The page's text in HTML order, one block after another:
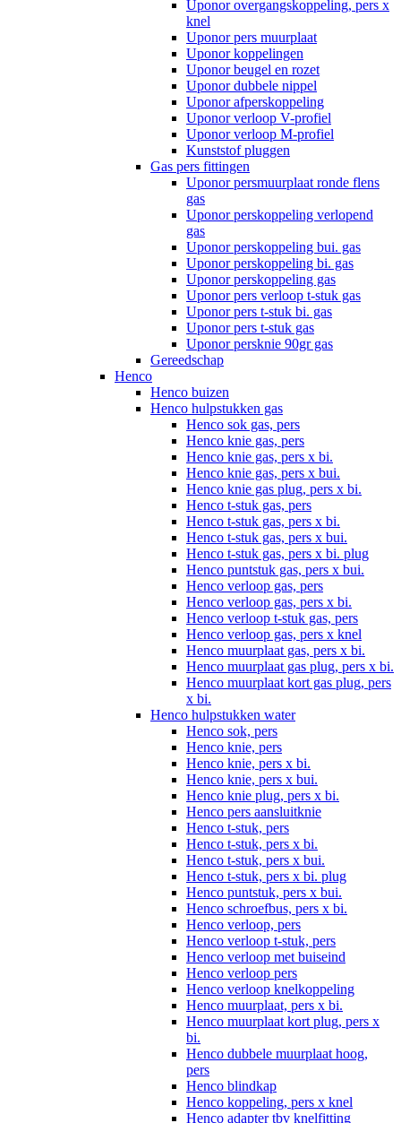
Uponor overgangskoppeling, pers x
knel
Uponor pers muurplaat
Uponor koppelingen
Uponor beugel en rozet
Uponor dubbele nippel
Uponor afperskoppeling
Uponor verloop V-profiel
Uponor verloop M-profiel
Kunststof pluggen
Gas pers fittingen
Uponor persmuurplaat ronde flens
gas
Uponor perskoppeling verlopend
gas
Uponor perskoppeling bui. gas
Uponor perskoppeling bi. gas
Uponor perskoppeling gas
Uponor pers verloop t-stuk gas
Uponor pers t-stuk bi. gas
Uponor pers t-stuk gas
Uponor persknie 90gr gas
Gereedschap
Henco
Henco buizen
Henco hulpstukken gas
Henco sok gas, pers
Henco knie gas, pers
Henco knie gas, pers x bi.
Henco knie gas, pers x bui.
Henco knie gas plug, pers x bi.
Henco t-stuk gas, pers
Henco t-stuk gas, pers x bi.
Henco t-stuk gas, pers x bui.
Henco t-stuk gas, pers x bi. plug
Henco puntstuk gas, pers x bui.
Henco verloop gas, pers
Henco verloop gas, pers x bi.
Henco verloop t-stuk gas, pers
Henco verloop gas, pers x knel
Henco muurplaat gas, pers x bi.
Henco muurplaat gas plug, pers x bi.
Henco muurplaat kort gas plug, pers
x bi.
Henco hulpstukken water
Henco sok, pers
Henco knie, pers
Henco knie, pers x bi.
Henco knie, pers x bui.
Henco knie plug, pers x bi.
Henco pers aansluitknie
Henco t-stuk, pers
Henco t-stuk, pers x bi.
Henco t-stuk, pers x bui.
Henco t-stuk, pers x bi. plug
Henco puntstuk, pers x bui.
Henco schroefbus, pers x bi.
Henco verloop, pers
Henco verloop t-stuk, pers
Henco verloop met buiseind
Henco verloop pers
Henco verloop knelkoppeling
Henco muurplaat, pers x bi.
Henco muurplaat kort plug, pers x
bi.
Henco dubbele muurplaat hoog,
pers
Henco blindkap
Henco koppeling, pers x knel
Henco adapter tbv knelfitting